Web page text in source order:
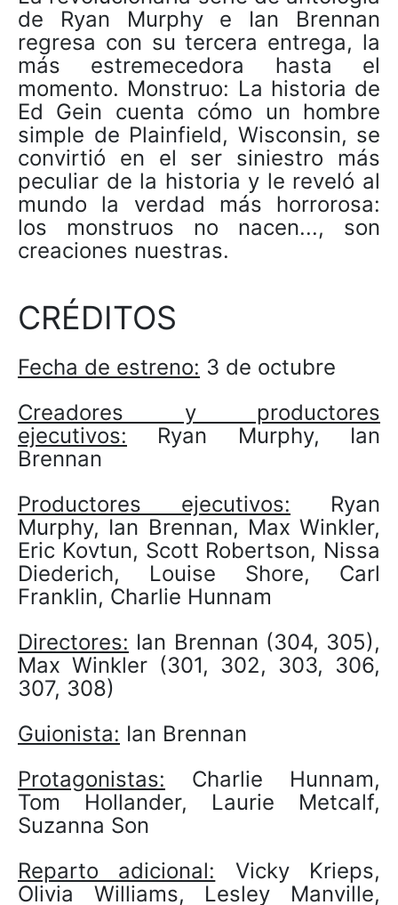
de Ryan Murphy e Ian Brennan
regresa con su tercera entrega, la
más estremecedora hasta el
momento. Monstruo: La historia de
Ed Gein cuenta cómo un hombre
simple de Plainfield, Wisconsin, se
convirtió en el ser siniestro más
peculiar de la historia y le reveló al
mundo la verdad más horrorosa:
los monstruos no nacen..., son
creaciones nuestras.
CRÉDITOS
Fecha de estreno: 3 de octubre
Creadores y productores
ejecutivos: Ryan Murphy, Ian
Brennan
Productores ejecutivos: Ryan
Murphy, Ian Brennan, Max Winkler,
Eric Kovtun, Scott Robertson, Nissa
Diederich, Louise Shore, Carl
Franklin, Charlie Hunnam
Directores: Ian Brennan (304, 305),
Max Winkler (301, 302, 303, 306,
307, 308)
Guionista: Ian Brennan
Protagonistas: Charlie Hunnam,
Tom Hollander, Laurie Metcalf,
Suzanna Son
Reparto adicional: Vicky Krieps,
Olivia Williams, Lesley Manville,